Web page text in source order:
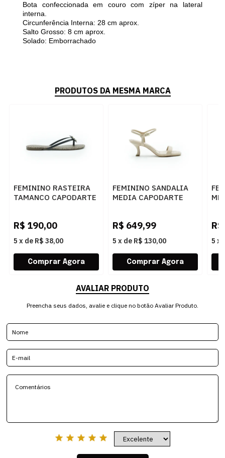
Bota confeccionada em couro com zíper na lateral
interna.
Circunferência Interna: 28 cm aprox.
Salto Grosso: 8 cm aprox.
Solado: Emborrachado
PRODUTOS DA MESMA MARCA
FEMININO RASTEIRA
TAMANCO CAPODARTE
R$ 190,00
5 x de R$ 38,00
FEMININO SANDALIA
MEDIA CAPODARTE
R$ 649,99
5 x de R$ 130,00
R$
5 x
AVALIAR PRODUTO
Preencha seus dados, avalie e clique no botão Avaliar Produto.